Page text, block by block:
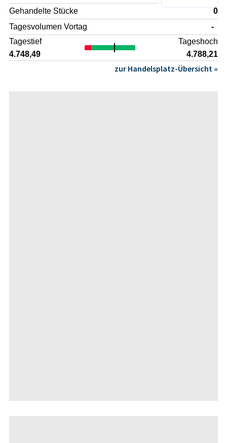
Gehandelte Stücke
0
Tagesvolumen Vortag
-
Tagestief
4.748,49
Tageshoch
4.788,21
zur Handelsplatz-Übersicht »